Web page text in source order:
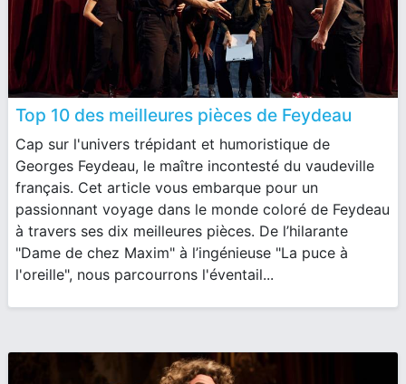
Top 10 des meilleures pièces de Feydeau
Cap sur l'univers trépidant et humoristique de
Georges Feydeau, le maître incontesté du vaudeville
français. Cet article vous embarque pour un
passionnant voyage dans le monde coloré de Feydeau
à travers ses dix meilleures pièces. De l’hilarante
"Dame de chez Maxim" à l’ingénieuse "La puce à
l'oreille", nous parcourrons l'éventail...